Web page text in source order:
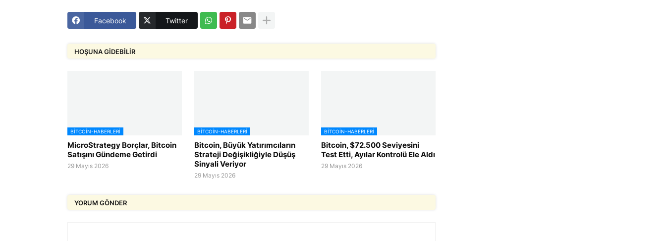
Facebook Twitter
HOŞUNA GIDEBILIR
BITCOIN-HABERLERI
MicroStrategy Borçlar, Bitcoin
Satışını Gündeme Getirdi
29 Mayıs 2026
BITCOIN-HABERLERI
Bitcoin, Büyük Yatırımcıların
Strateji Değişikliğiyle Düşüş
Sinyali Veriyor
29 Mayıs 2026
BITCOIN-HABERLERI
Bitcoin, $72.500 Seviyesini
Test Etti, Ayılar Kontrolü Ele Aldı
29 Mayıs 2026
YORUM GÖNDER